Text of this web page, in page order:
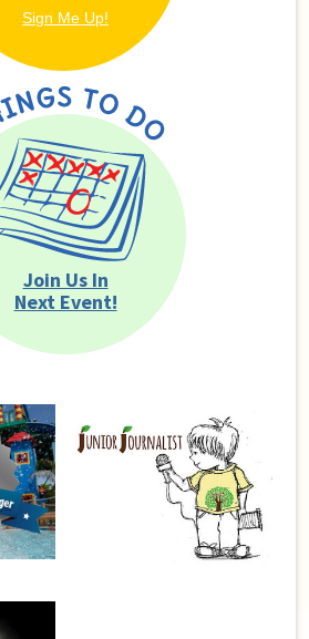
Join Us In
Next Event!